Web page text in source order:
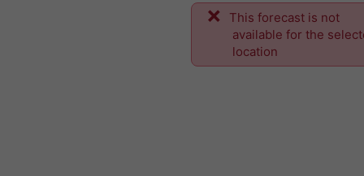
This forecast is not
available for the
location